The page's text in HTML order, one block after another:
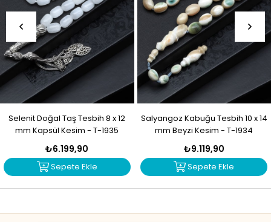
Selenit Doğal Taş Tesbih 8 x 12
mm Kapsül Kesim - T-1935
₺6.199,90
Sepete Ekle
Salyangoz Kabuğu Tesbih 10 x 14
mm Beyzi Kesim - T-1934
₺9.119,90
Sepete Ekle